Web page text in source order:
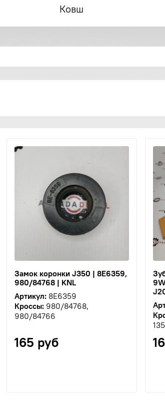
Ковш
Замок коронки J350 | 8E6359,
980/84768 | KNL
Артикул: 8E6359
Кроссы: 980/84768,
980/84766
165 руб